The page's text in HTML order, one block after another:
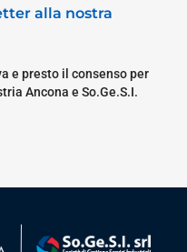
alla nostra
e presto il consenso per
Ancona e So.Ge.S.I.